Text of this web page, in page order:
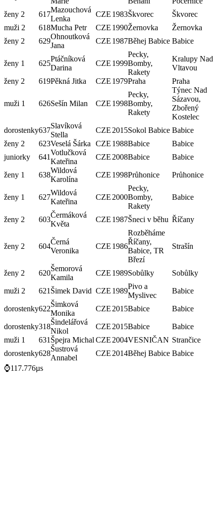
ženy 2
617
Mazouchová
Lenka
CZE 1983Škvorec
Škvorec
muži 2
618Mucha Petr CZE 1990Žernovka
Žernovka
ženy 2
629
Ohnoutková
Jana
CZE 1987Běhej Babice Babice
ženy 1 625
Ptáčníková
Darina
CZE 1999
Pecky,
Bomby,
Rakety
Kralupy Nad
Vltavou
ženy 2
619Pěkná Jitka CZE 1979Praha Praha
muži 1 626Sešín Milan CZE 1998
Pecky,
Bomby,
Rakety
Týnec Nad
Sázavou,
Zbořený
Kostelec
dorostenky637
Slavíková
Stella
CZE2015Sokol Babice Babice
ženy 2
623Veselá Šárka CZE 1988Babice
Babice
juniorky
641
Votlučková
Kateřina
CZE2008Babice Babice
ženy 1 638
Wildová
Karolína
CZE 1998Průhonice Průhonice
ženy 1 627
Wildová
Kateřina
CZE2000
Pecky,
Bomby,
Rakety
Babice
ženy 2 603
Čermáková
Květa
CZE 1987Šneci v běhu Říčany
ženy 2 604
Černá
Veronika
CZE 1986
Rozběháme
Říčany,
Babice, TR
Březí
Strašín
ženy 2 620
Šemorová
Kamila
CZE 1989Sobůlky Sobůlky
muži 2 621Šimek David CZE 1989
Pivo a
Myslivec
Babice
dorostenky622
Šimková
Monika
CZE2015Babice Babice
dorostenky318
Šindelářová
Nikol
CZE2015Babice
Babice
muži 1
631Špejra MichalCZE2004VESNIČAN Strančice
dorostenky628
Šustrová
Annabel
CZE2014Běhej Babice Babice
⌚117.776µs